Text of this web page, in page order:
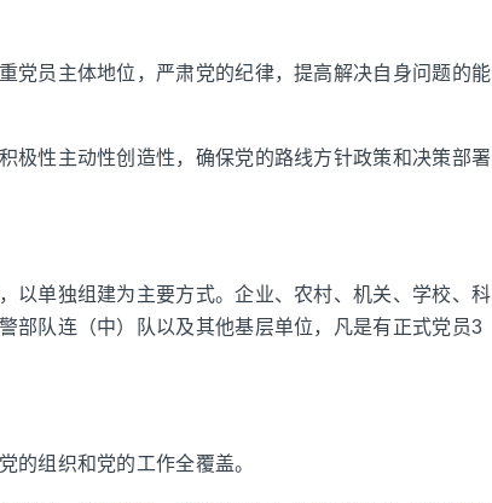
党员主体地位，严肃党的纪律，提高解决自身问题的能
极性主动性创造性，确保党的路线方针政策和决策部署
单独组建为主要方式。企业、农村、机关、学校、科
部队连（中）队以及其他基层单位，凡是有正式党员3
组织和党的工作全覆盖。